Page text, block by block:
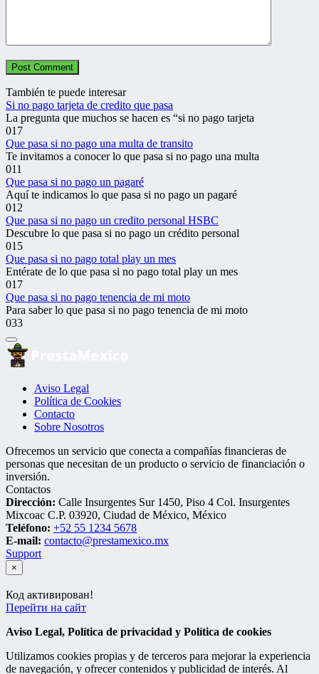
También te puede interesar
Si no pago tarjeta de credito que pasa
La pregunta que muchos se hacen es “si no pago tarjeta
017
Que pasa si no pago una multa de transito
Te invitamos a conocer lo que pasa si no pago una multa
011
Que pasa si no pago un pagaré
Aquí te indicamos lo que pasa si no pago un pagaré
012
Que pasa si no pago un credito personal HSBC
Descubre lo que pasa si no pago un crédito personal
015
Que pasa si no pago total play un mes
Entérate de lo que pasa si no pago total play un mes
017
Que pasa si no pago tenencia de mi moto
Para saber lo que pasa si no pago tenencia de mi moto
033
Aviso Legal
Política de Cookies
Contacto
Sobre Nosotros
Ofrecemos un servicio que conecta a compañías financieras de
personas que necesitan de un producto o servicio de financiación o
inversión.
Contactos
Dirección: Calle Insurgentes Sur 1450, Piso 4 Col. Insurgentes
Mixcoac C.P. 03920, Ciudad de México, México
Teléfono: +52 55 1234 5678
E-mail: contacto@prestamexico.mx
Support
×
Код активирован!
Перейти на сайт
Aviso Legal, Política de privacidad y Política de cookies
Utilizamos cookies propias y de terceros para mejorar la experiencia
de navegación, y ofrecer contenidos y publicidad de interés. Al